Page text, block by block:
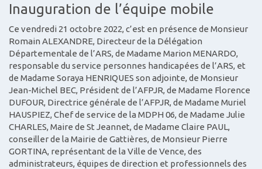
i
Inauguration de l’équipe mobile
Ce vendredi 21 octobre 2022, c’est en présence de Monsieur
Romain ALEXANDRE, Directeur de la Délégation
Départementale de l’ARS, de Madame Marion MENARDO,
responsable du service personnes handicapées de l’ARS, et
de Madame Soraya HENRIQUES son adjointe, de Monsieur
Jean-Michel BEC, Président de l’AFPJR, de Madame Florence
DUFOUR, Directrice générale de l’AFPJR, de Madame Muriel
HAUSPIEZ, Chef de service de la MDPH 06, de Madame Julie
CHARLES, Maire de St Jeannet, de Madame Claire PAUL,
conseiller de la Mairie de Gattières, de Monsieur Pierre
GORTINA, représentant de la Ville de Vence, des
administrateurs, équipes de direction et professionnels des